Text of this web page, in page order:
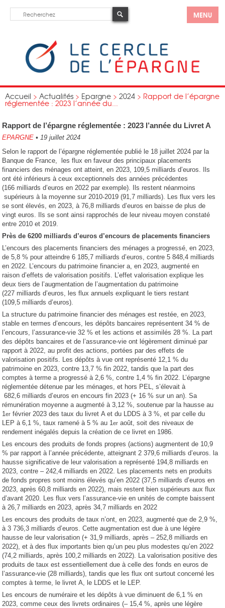
MENU
Accueil > Actualités > Epargne > 2024 > Rapport de l’épargne
réglementée : 2023 l’année du...
Rapport de l’épargne réglementée : 2023 l’année du Livret A
EPARGNE • 19 juillet 2024
Selon le rapport de l’épargne réglementée publié le 18 juillet 2024 par la
Banque de France, les flux en faveur des principaux placements
financiers des ménages ont atteint, en 2023, 109,5 milliards d’euros. Ils
ont été inférieurs à ceux exceptionnels des années précédentes
(166 milliards d’euros en 2022 par exemple). Ils restent néanmoins
supérieurs à la moyenne sur 2010-2019 (91,7 milliards). Les flux vers les
se sont élevés, en 2023, à 76,8 milliards d’euros en baisse de plus de
vingt euros. Ils se sont ainsi rapprochés de leur niveau moyen constaté
entre 2010 et 2019.
Près de 6200 milliards d’euros d’encours de placements financiers
L’encours des placements financiers des ménages a progressé, en 2023,
de 5,8 % pour atteindre 6 185,7 milliards d’euros, contre 5 848,4 milliards
en 2022. L’encours du patrimoine financier a, en 2023, augmenté en
raison d’effets de valorisation positifs. L’effet valorisation explique les
deux tiers de l’augmentation de l’augmentation du patrimoine
(227 milliards d’euros, les flux annuels expliquant le tiers restant
(109,5 milliards d’euros).
La structure du patrimoine financier des ménages est restée, en 2023,
stable en termes d’encours, les dépôts bancaires représentent 34 % de
l’encours, l’assurance-vie 32 % et les actions et assimilés 28 %. La part
des dépôts bancaires et de l’assurance-vie ont légèrement diminué par
rapport à 2022, au profit des actions, portées par des effets de
valorisation positifs. Les dépôts à vue ont représenté 12,1 % du
patrimoine en 2023, contre 13,7 % fin 2022, tandis que la part des
comptes à terme a progressé à 2,6 %, contre 1,4 % fin 2022. L’épargne
réglementée détenue par les ménages, et hors PEL, s’élevait à
682,6 milliards d’euros en encours fin 2023 (+ 16 % sur un an). Sa
rémunération moyenne a augmenté à 3,12 %, soutenue par la hausse au
1er février 2023 des taux du livret A et du LDDS à 3 %, et par celle du
LEP à 6,1 %, taux ramené à 5 % au 1er août, soit des niveaux de
rendement inégalés depuis la création de ce livret en 1986.
Les encours des produits de fonds propres (actions) augmentent de 10,9
% par rapport à l’année précédente, atteignant 2 379,6 milliards d’euros. la
hausse significative de leur valorisation a représenté 194,8 milliards en
2023, contre – 242,4 milliards en 2022. Les placements nets en produits
de fonds propres sont moins élevés qu’en 2022 (37,5 milliards d’euros en
2023, après 60,8 milliards en 2022), mais restent bien supérieurs aux flux
d’avant 2020. Les flux vers l’assurance-vie en unités de compte baissent
à 26,7 milliards en 2023, après 34,7 milliards en 2022
Les encours des produits de taux n’ont, en 2023, augmenté que de 2,9 %,
à 3 736,3 milliards d’euros. Cette augmentation est due à une légère
hausse de leur valorisation (+ 31,9 milliards, après – 252,8 milliards en
2022), et à des flux importants bien qu’un peu plus modestes qu’en 2022
(74,2 milliards, après 100,2 milliards en 2022). La valorisation positive des
produits de taux est essentiellement due à celle des fonds en euros de
l’assurance-vie (28 milliards), tandis que les flux ont surtout concerné les
comptes à terme, le livret A, le LDDS et le LEP.
Les encours de numéraire et les dépôts à vue diminuent de 6,1 % en
2023, comme ceux des livrets ordinaires (– 15,4 %, après une légère